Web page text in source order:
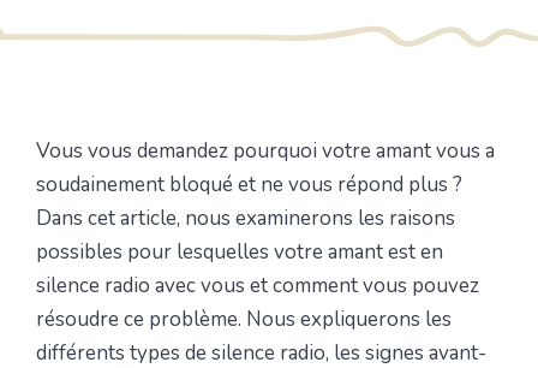
Vous vous demandez pourquoi votre amant vous a
soudainement bloqué et ne vous répond plus ?
Dans cet article, nous examinerons les raisons
possibles pour lesquelles votre amant est en
silence radio avec vous et comment vous pouvez
résoudre ce problème. Nous expliquerons les
différents types de silence radio, les signes avant-